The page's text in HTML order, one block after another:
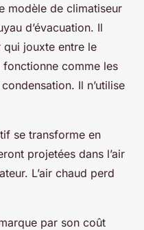
modèle de climatiseur
d’évacuation. Il
qui jouxte entre le
comme les
Il n’utilise
se transforme en
projetées dans l’air
L’air chaud perd
par son coût